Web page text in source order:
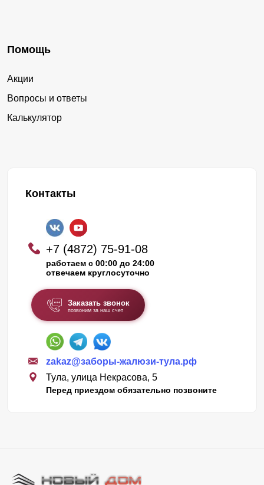
Помощь
Акции
Вопросы и ответы
Калькулятор
Контакты
+7 (4872) 75-91-08
работаем с 00:00 до 24:00
отвечаем круглосуточно
Заказать звонок
позвоним за наш счет
zakaz@заборы-жалюзи-тула.рф
Тула, улица Некрасова, 5
Перед приездом обязательно позвоните